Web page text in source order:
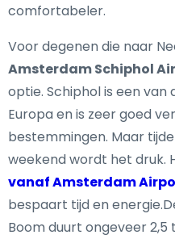
comfortabeler.
Voor degenen die naar
Amsterdam Schiphol
optie. Schiphol is een
Europa en is zeer goed
bestemmingen. Maar
weekend wordt het druk.
vanaf Amsterdam
bespaart tijd en
Boom duurt ongeveer 2,5